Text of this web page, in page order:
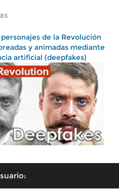
de la Revolución
y animadas mediante
artificial (deepfakes)